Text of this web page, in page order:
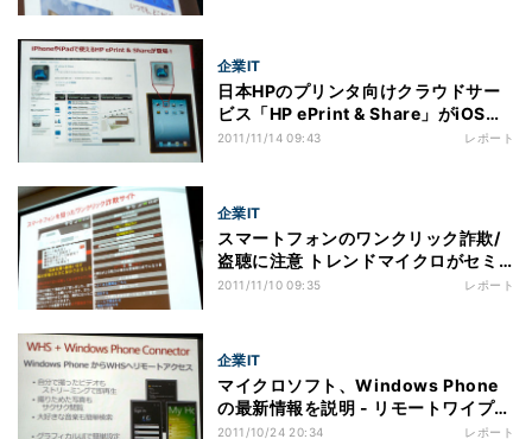
企業IT
日本HPのプリンタ向けクラウドサー
ビス「HP ePrint & Share」がiOSに
対応
2011/11/14 09:43 レポート
企業IT
スマートフォンのワンクリック詐欺/
盗聴に注意 トレンドマイクロがセミ
ナー
2011/11/10 09:35 レポート
企業IT
マイクロソフト、Windows Phone
の最新情報を説明 - リモートワイプは
対応済
2011/10/24 20:34 レポート